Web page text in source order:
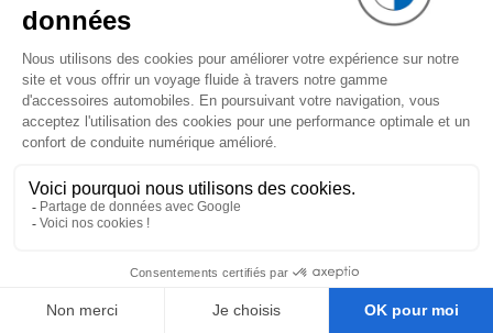
Faisceau de câble pour réservoir avec pompe
Injecteur BMW
Pompe à carburant BMW
Pompe diesel BMW
Allumage / Préchauffage BMW
Boitier de préchauffage BMW
Bougie de préchauffage BMW
Amortisseurs BMW
Amortisseur de vibrations BMW